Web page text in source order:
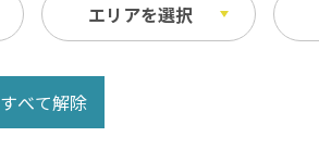
エリアを選択
すべて解除